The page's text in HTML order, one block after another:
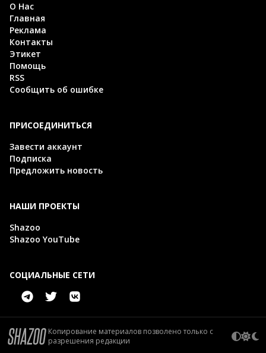
О Нас
Главная
Реклама
Контакты
Этикет
Помощь
RSS
Сообщить об ошибке
ПРИСОЕДИНИТЬСЯ
Завести аккаунт
Подписка
Предложить новость
НАШИ ПРОЕКТЫ
Shazoo
Shazoo YouTube
СОЦИАЛЬНЫЕ СЕТИ
Копирование материалов позволено только с
разрешения редакции